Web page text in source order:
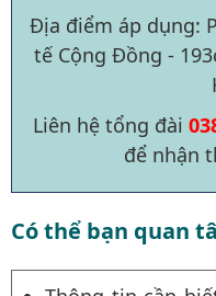
Địa điểm áp dụng:
tế Cộng Đồng -
Liên hệ tổng đài
để nhận
Có thể bạn quan